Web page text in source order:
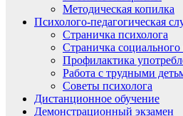
Методическая копилка
Психолого-педагогическая
Страничка психолога
Страничка социального
Профилактика
Работа с трудными
Советы психолога
Дистанционное обучение
Демонстрационный экзамен